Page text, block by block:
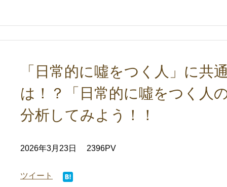
「日常的に噓をつく人」に共
は！？「日常的に噓をつく人
分析してみよう！！
2026年3月23日 2396PV
ツイート